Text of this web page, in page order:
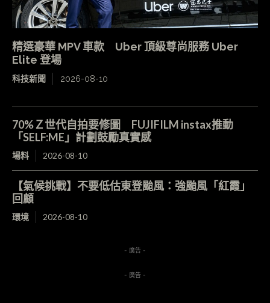
精選豪華 MPV 車款 Uber 頂級尊尚服務 Uber
Elite 登場
科技新聞 2026-08-10
70%Ｚ世代自拍要修圖 FUJIFILM instax推動
「SELF:ME」計劃鼓勵真實感
場料 2026-08-10
【氣候挑戰】不要低估東登颱風：強颱風「紅霞」
回顧
環境 2026-08-10
- 廣告 -
- 廣告 -